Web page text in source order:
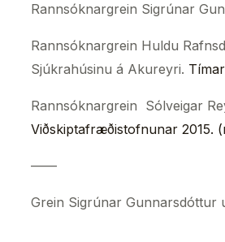
Rannsóknargrein Sigrúnar
Rannsóknargrein Huldu
Sjúkrahúsinu á Akureyri.
Rannsóknargrein Sólveigar
Viðskiptafræðistofnunar 2015.
——
Grein Sigrúnar Gunnarsdóttur